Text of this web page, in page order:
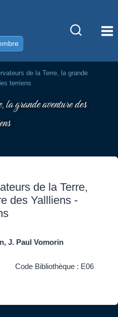
de la Terre, la grande
terriens
la grande aventure des
de la Terre,
des Yallliens -
J. Paul Vomorin
Code Bibliothèque : E06